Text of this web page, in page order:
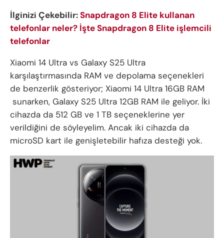
İlginizi Çekebilir:Snapdragon 8 Elite kullanan
telefonlar neler? İşte Snapdragon 8 Elite işlemcili
telefonlar
Xiaomi 14 Ultra vs Galaxy S25 Ultra
karşılaştırmasında RAM ve depolama seçenekleri
de benzerlik gösteriyor; Xiaomi 14 Ultra 16GB RAM
sunarken, Galaxy S25 Ultra 12GB RAM ile geliyor. İki
cihazda da 512 GB ve 1 TB seçeneklerine yer
verildiğini de söyleyelim. Ancak iki cihazda da
microSD kart ile genişletebilir hafıza desteği yok.